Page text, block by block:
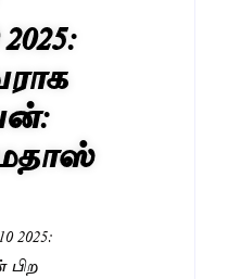
2025:
பிற